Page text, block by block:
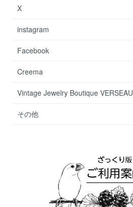
X
instagram
Facebook
Creema
Vintage Jewelry Boutique VERSEAU
その他